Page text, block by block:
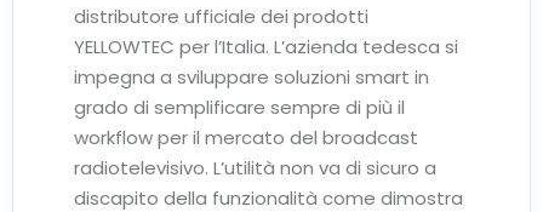
distributore ufficiale dei prodotti
YELLOWTEC per l’Italia. L’azienda tedesca si
impegna a sviluppare soluzioni smart in
grado di semplificare sempre di più il
workflow per il mercato del broadcast
radiotelevisivo. L’utilità non va di sicuro a
discapito della funzionalità come dimostra